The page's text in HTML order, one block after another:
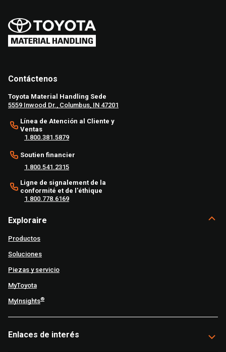
Contáctenos
Toyota Material Handling Sede
5559 Inwood Dr., Columbus, IN 47201
Línea de Atención al Cliente y
Ventas
1.800.381.5879
Soutien financier
1.800.541.2315
Ligne de signalement de la
conformité et de l'éthique
1.800.778.6169
Exploraire
Productos
Soluciones
Piezas y servicio
MyToyota
MyInsights®
Enlaces de interés